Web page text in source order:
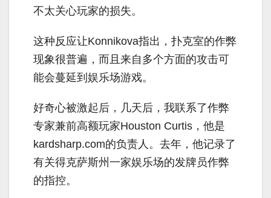
不太关心玩家的损失。
这种反应让Konnikova指出，扑克室的作弊
现象很普遍，而且来自多个方面的攻击可
能会蔓延到娱乐场游戏。
好奇心被激起后，几天后，我联系了作弊
专家兼前高额玩家Houston Curtis，他是
kardsharp.com的负责人。去年，他记录了
有关得克萨斯州一家娱乐场的发牌员作弊
的指控。